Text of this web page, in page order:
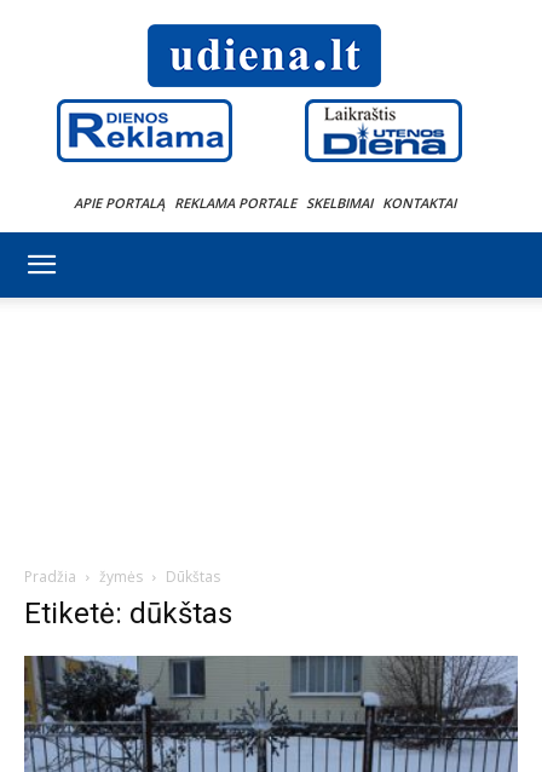
APIE PORTALĄ REKLAMA PORTALE SKELBIMAI KONTAKTAI
Pradžia žymės Dūkštas
Etiketė: dūkštas